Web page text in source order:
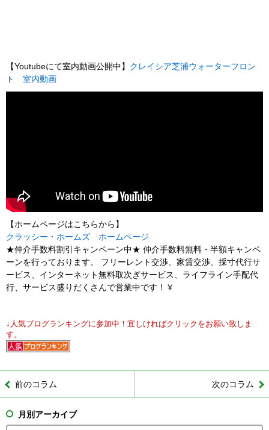
【Youtubeにて室内動画公開中】 クレイシア芝浦ウォーターフロン
ト 室内動画
【ホームページはこちらから】
クラッシー・ホームズ ホームページ
★仲介手数料割引キャンペーン中★ 仲介手数料無料・半額キャンペ
ーンを行っております。 フリーレント交渉、家賃交渉、採寸代行サ
ービス、インターネット無料取次ぎサービス、ライフライン手配代
行、サービス盛りだくさんで営業中です！￥
↓人気ブログランキングに参加中！宜しければクリックをお願い致しま
す。
前のコラム 次のコラム
月別アーカイブ